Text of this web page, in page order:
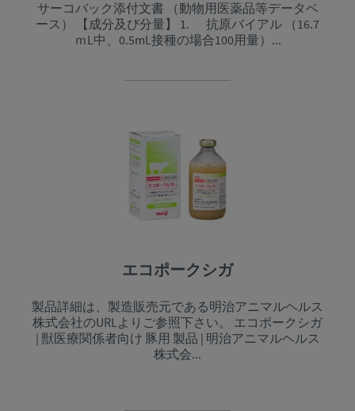
サーコバック添付文書 （動物用医薬品等データベ
ース） 【成分及び分量】 1. 抗原バイアル （16.7
ｍL中、0.5mL接種の場合100用量）...
エコポークシガ
製品詳細は、製造販売元である明治アニマルヘルス
株式会社のURLよりご参照下さい。 エコポークシガ
| 獣医療関係者向け 豚用 製品 | 明治アニマルヘルス
株式会...